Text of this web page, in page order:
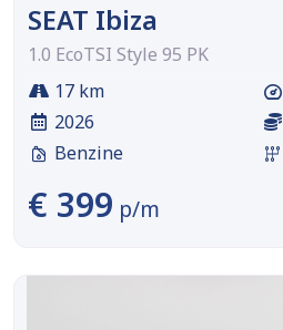
SEAT Ibiza
1.0 EcoTSI Style 95 PK
17 km
2026
Benzine
€ 399 p/m